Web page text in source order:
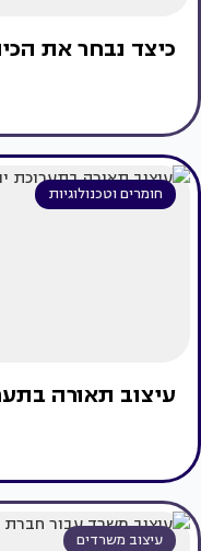
כיצד נבחר את
חומרים וטכנולוגיות
עיצוב תאורה
עיצוב משרדים